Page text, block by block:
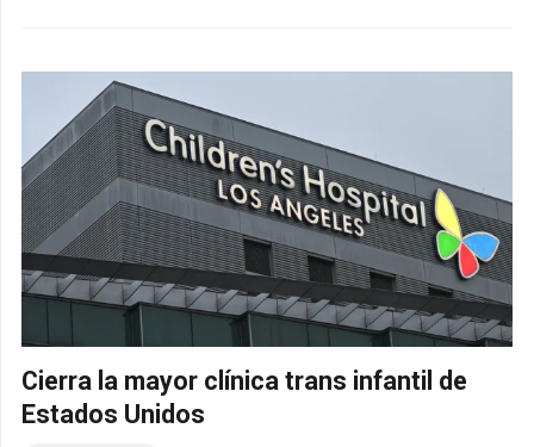
Cierra la mayor clínica trans infantil de
Estados Unidos